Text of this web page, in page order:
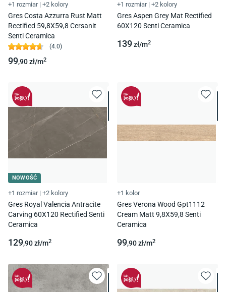
+1 rozmiar | +2 kolory
Gres Costa Azzurra Rust Matt
Rectified 59,8X59,8 Cersanit
Senti Ceramica
(4.0)
99,90zł/m2
+1 rozmiar | +2 kolory
Gres Aspen Grey Mat Rectified
60X120 Senti Ceramica
139zł/m2
NOWOŚĆ
+1 rozmiar | +2 kolory
Gres Royal Valencia Antracite
Carving 60X120 Rectified Senti
Ceramica
129,90zł/m2
+1 kolor
Gres Verona Wood Gpt1112
Cream Matt 9,8X59,8 Senti
Ceramica
99,90zł/m2